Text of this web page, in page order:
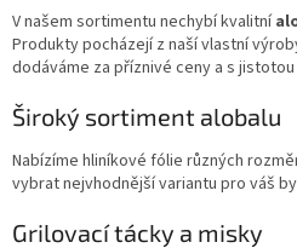
l
á
d
c
í
p
r
V našem sortimentu nechybí kvalitní
Produkty pocházejí z naší vlastní
dodáváme za příznivé ceny a s
Široký sortiment alobalu
Nabízíme hliníkové fólie různých
vybrat nejvhodnější variantu pro váš
Grilovací tácky a misky